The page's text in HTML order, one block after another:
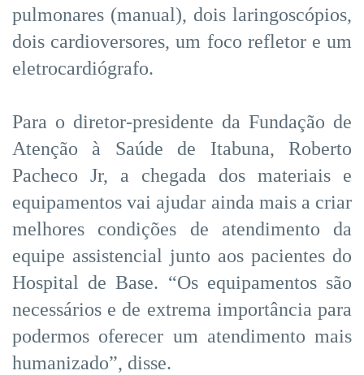
pulmonares (manual), dois laringoscópios,
dois cardioversores, um foco refletor e um
eletrocardiógrafo.
Para o diretor-presidente da Fundação de
Atenção à Saúde de Itabuna, Roberto
Pacheco Jr, a chegada dos materiais e
equipamentos vai ajudar ainda mais a criar
melhores condições de atendimento da
equipe assistencial junto aos pacientes do
Hospital de Base. “Os equipamentos são
necessários e de extrema importância para
podermos oferecer um atendimento mais
humanizado”, disse.